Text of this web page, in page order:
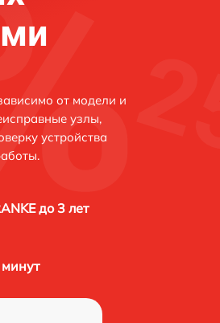
от модели и
узлы,
устройства
до 3 лет